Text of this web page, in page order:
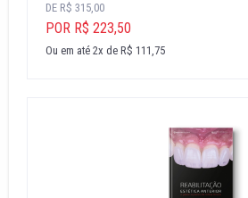
DE R$ 315,00
POR R$ 223,50
Ou em até 2x de R$ 111,75